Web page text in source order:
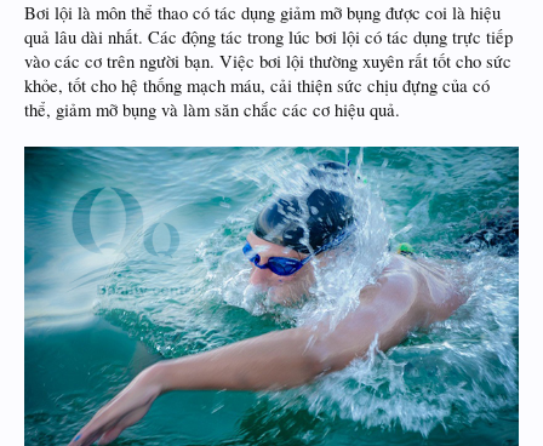
Bơi lội là môn thể thao có tác dụng giảm mỡ bụng được coi là hiệu
quả lâu dài nhất. Các động tác trong lúc bơi lội có tác dụng trực tiếp
vào các cơ trên người bạn. Việc bơi lội thường xuyên rất tốt cho sức
khỏe, tốt cho hệ thống mạch máu, cải thiện sức chịu đựng của có
thể, giảm mỡ bụng và làm săn chắc các cơ hiệu quả.